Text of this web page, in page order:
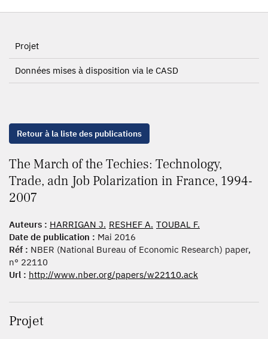
Projet
Données mises à disposition via le CASD
Retour à la liste des publications
The March of the Techies: Technology,
Trade, adn Job Polarization in France, 1994-
2007
Auteurs : HARRIGAN J. RESHEF A. TOUBAL F.
Date de publication : Mai 2016
Réf : NBER (National Bureau of Economic Research) paper,
n° 22110
Url : http://www.nber.org/papers/w22110.ack
Projet